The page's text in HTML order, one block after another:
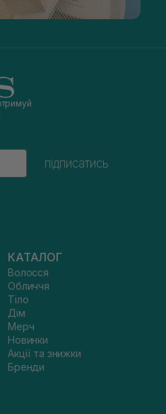
підписатись
КАТАЛОГ
Волосся
Обличчя
Тіло
Дім
Мерч
Новинки
Акції та знижки
Бренди